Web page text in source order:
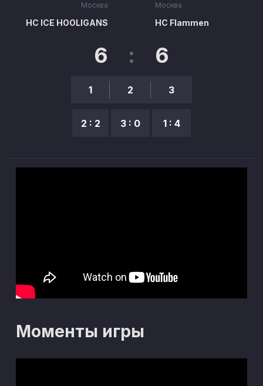
Москва
HC ICE HOOLIGANS
6 : 6
1
2 : 2
2
3 : 0
3
1 : 4
Москва
HC Flammen
Моменты игры